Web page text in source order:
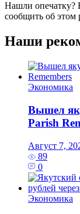
Нашли опечатку?
сообщить об этом
Наши
Экономика
Вышел
Parish
Август 7,
89
0
Экономика